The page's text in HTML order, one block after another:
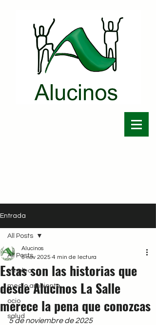
Entrada
All Posts
empleo
medio ambiente
ocio
salud
All Posts
Estas son las historias que
desde Alucinos La Salle
merece la pena que conozcas
Alucinos
5 nov 2025 4 min de lectura
5 de noviembre de 2025